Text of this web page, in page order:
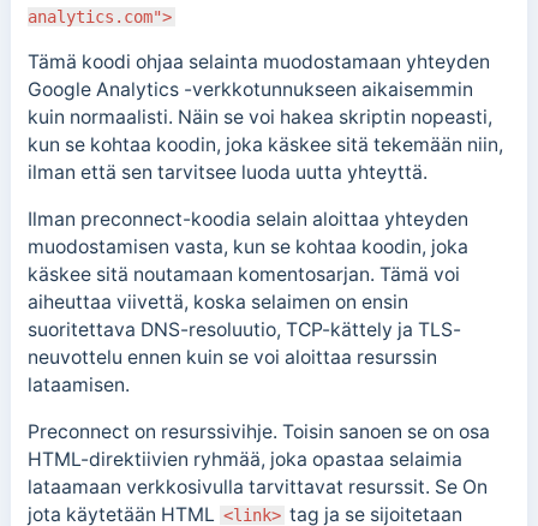
analytics.com">
Tämä koodi ohjaa selainta muodostamaan yhteyden
Google Analytics -verkkotunnukseen aikaisemmin
kuin normaalisti. Näin se voi hakea skriptin nopeasti,
kun se kohtaa koodin, joka käskee sitä tekemään niin,
ilman että sen tarvitsee luoda uutta yhteyttä.
Ilman preconnect-koodia selain aloittaa yhteyden
muodostamisen vasta, kun se kohtaa koodin, joka
käskee sitä noutamaan komentosarjan. Tämä voi
aiheuttaa viivettä, koska selaimen on ensin
suoritettava DNS-resoluutio, TCP-kättely ja TLS-
neuvottelu ennen kuin se voi aloittaa resurssin
lataamisen.
Preconnect on resurssivihje. Toisin sanoen se on osa
HTML-direktiivien ryhmää, joka opastaa selaimia
lataamaan verkkosivulla tarvittavat resurssit. Se On
jota käytetään HTML <link> tag ja se sijoitetaan